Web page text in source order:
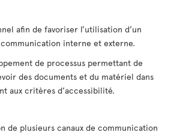
afin de favoriser l’utilisation d’un
interne et externe.
de processus permettant de
des documents et du matériel dans
aux critères d’accessibilité.
de plusieurs canaux de communication